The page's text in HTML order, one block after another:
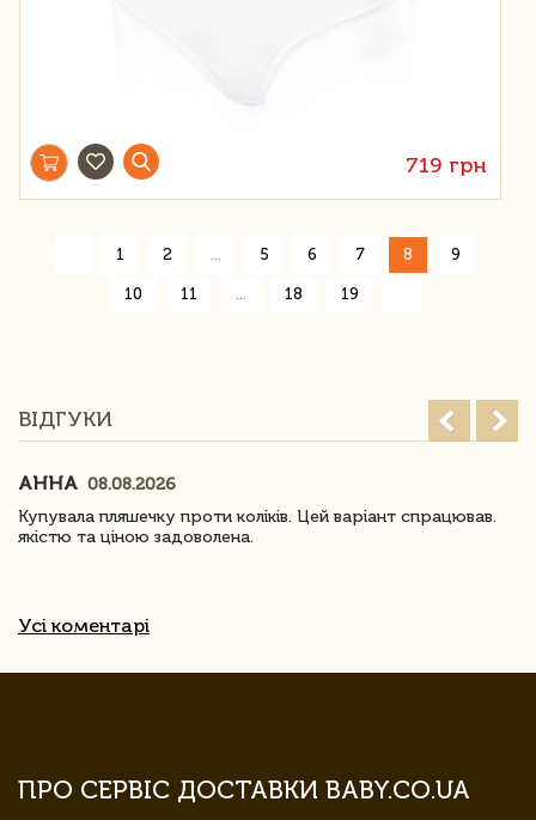
719 грн
1 2 5 6 7 8 9
10 11 18 19
ВІДГУКИ
АННА 08.08.2026
Купувала пляшечку проти коліків. Цей варіант спрацював.
якістю та ціною задоволена.
Усі коментарі
ПРО СЕРВІС ДОСТАВКИ BABY.CO.UA